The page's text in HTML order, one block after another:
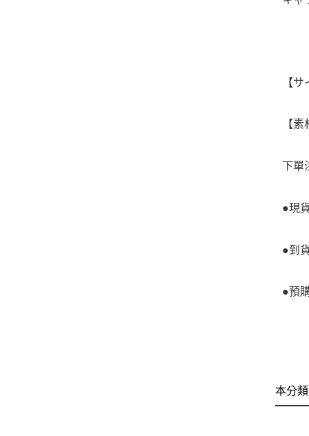
【
【
下單
●現
●到
●預
本分